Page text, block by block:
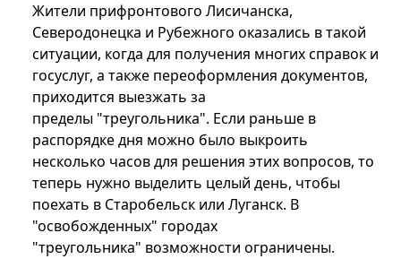
Жители прифронтового Лисичанска,
Северодонецка и Рубежного оказались в такой
ситуации, когда для получения многих справок и
госуслуг, а также переоформления документов,
приходится выезжать за
пределы "треугольника". Если раньше в
распорядке дня можно было выкроить
несколько часов для решения этих вопросов, то
теперь нужно выделить целый день, чтобы
поехать в Старобельск или Луганск. В
"освобожденных" городах
"треугольника" возможности ограничены.